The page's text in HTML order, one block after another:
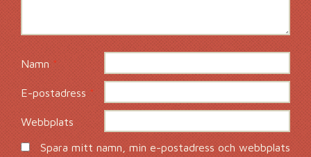
Namn *
E-postadress*
Webbplats
Spara mitt namn, min e-postadress och webbplats